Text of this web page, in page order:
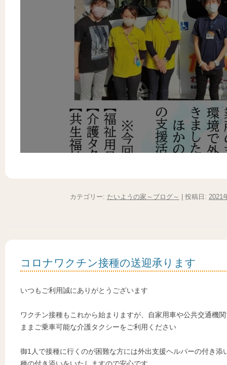
カテゴリー: たいようの家～ブログ～ | 投稿日: 2021
コロナワクチン接種の送迎承ります
いつもご利用誠にありがとうございます
ワクチン接種もこれから始まりますが、自家用車や公共交通機
ままご乗車可能な介護タクシーをご利用ください
御1人で接種に行くのが困難な方には外出支援ヘルパーの付き添